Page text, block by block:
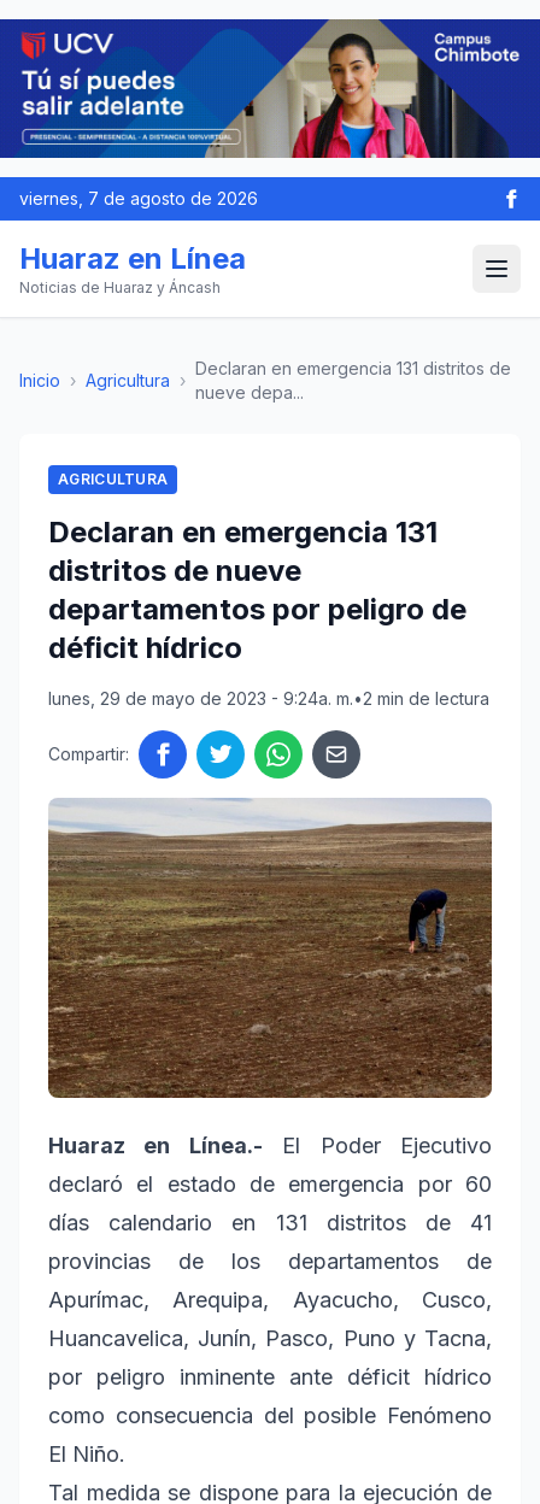
viernes, 7 de agosto de 2026
Huaraz en Línea
Noticias de Huaraz y Áncash
Inicio › Agricultura ›
Declaran en emergencia 131 distritos de
nueve depa...
AGRICULTURA
Declaran en emergencia 131
distritos de nueve
departamentos por peligro de
déficit hídrico
lunes, 29 de mayo de 2023 - 9:24a. m.•2 min de lectura
Compartir:
Huaraz en Línea.- El Poder Ejecutivo
declaró el estado de emergencia por 60
días calendario en 131 distritos de 41
provincias de los departamentos de
Apurímac, Arequipa, Ayacucho, Cusco,
Huancavelica, Junín, Pasco, Puno y Tacna,
por peligro inminente ante déficit hídrico
como consecuencia del posible Fenómeno
El Niño.
Tal medida se dispone para la ejecución de